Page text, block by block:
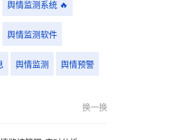
舆情监测系统 🔥
舆情监测软件
舆情监测 舆情预警
换一换